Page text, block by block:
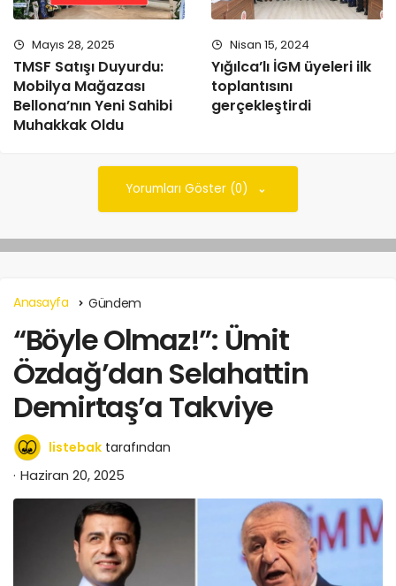
Mayıs 28, 2025
TMSF Satışı Duyurdu:
Mobilya Mağazası
Bellona’nın Yeni Sahibi
Muhakkak Oldu
Nisan 15, 2024
Yığılca’lı İGM üyeleri ilk
toplantısını
gerçekleştirdi
Yorumları Göster (0)
Anasayfa Gündem
“Böyle Olmaz!”: Ümit
Özdağ’dan Selahattin
Demirtaş’a Takviye
listebak tarafından
Haziran 20, 2025